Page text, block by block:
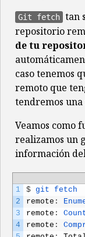
Git fetch tan
repositorio
de tu
caso tenemos
remoto que
tendremos una
Veamos como
realizamos un
información
1
2
3
4
$ git fetch
remote :
remote :
remote :